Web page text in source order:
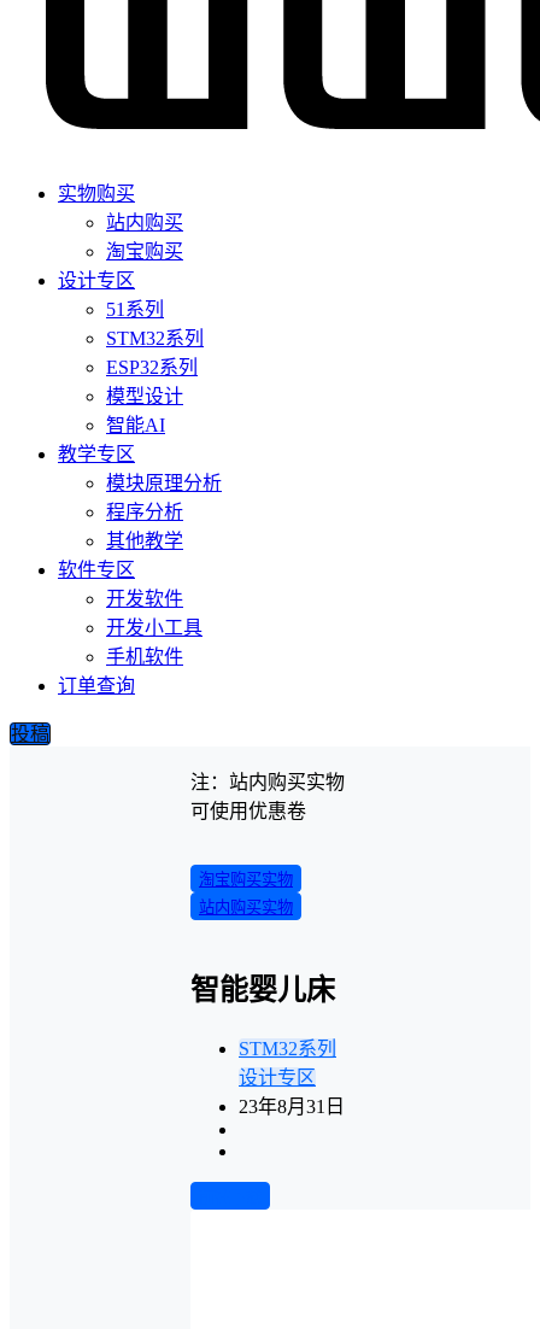
实物购买
站内购买
淘宝购买
设计专区
51系列
STM32系列
ESP32系列
模型设计
智能AI
教学专区
模块原理分析
程序分析
其他教学
软件专区
开发软件
开发小工具
手机软件
订单查询
投稿
注：站内购买实物
可使用优惠卷
淘宝购买实物
站内购买实物
智能婴儿床
STM32系列
设计专区
23年8月31日